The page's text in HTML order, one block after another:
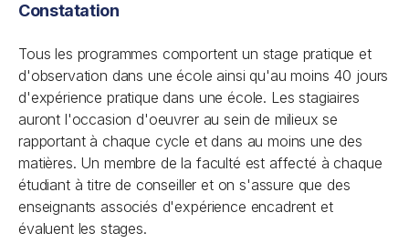
Constatation
Tous les programmes comportent un stage pratique et
d'observation dans une école ainsi qu'au moins 40 jours
d'expérience pratique dans une école. Les stagiaires
auront l'occasion d'oeuvrer au sein de milieux se
rapportant à chaque cycle et dans au moins une des
matières. Un membre de la faculté est affecté à chaque
étudiant à titre de conseiller et on s'assure que des
enseignants associés d'expérience encadrent et
évaluent les stages.